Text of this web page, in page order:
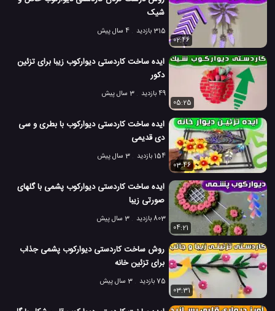
شیک
315 بازدید
4 سال پیش
02:46
ایده ساخت کاردستی دیوارکوب زیبا برای تزئین
دکور
49 بازدید
3 سال پیش
05:25
ایده ساخت کاردستی دیوارکوب با بطری و سی
دی قدیمی
154 بازدید
3 سال پیش
03:46
ایده ساخت کاردستی دیوارکوب پشمی با گلهای
صورتی زیبا
803 بازدید
3 سال پیش
04:21
روش ساخت کاردستی دیوارکوب پشمی جذاب
برای تزئین خانه
75 بازدید
3 سال پیش
03:31